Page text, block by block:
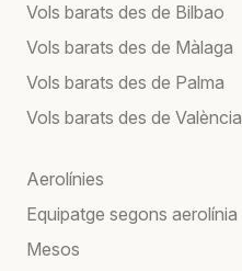
Vols barats des de Bilbao
Vols barats des de Màlaga
Vols barats des de Palma
Vols barats des de València
Aerolínies
Equipatge segons aerolínia
Mesos